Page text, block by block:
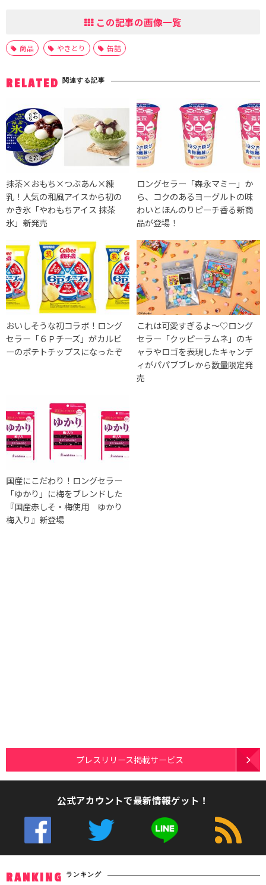
この記事の画像一覧
商品 やきとり 缶詰
RELATED 関連する記事
抹茶×おもち×つぶあん×練
乳！人気の和風アイスから初の
かき氷「やわもちアイス 抹茶
氷」新発売
ロングセラー「森永マミー」か
ら、コクのあるヨーグルトの味
わいとほんのりピーチ香る新商
品が登場！
おいしそうな初コラボ！ロング
セラー「６Ｐチーズ」がカルビ
ーのポテトチップスになったぞ
これは可愛すぎるよ〜♡ロング
セラー「クッピーラムネ」のキ
ャラやロゴを表現したキャンデ
ィがパパブブレから数量限定発
売
国産にこだわり！ロングセラー
「ゆかり」に梅をブレンドした
『国産赤しそ・梅使用 ゆかり
梅入り』新登場
プレスリリース掲載サービス
公式アカウントで最新情報ゲット！
RANKING ランキング